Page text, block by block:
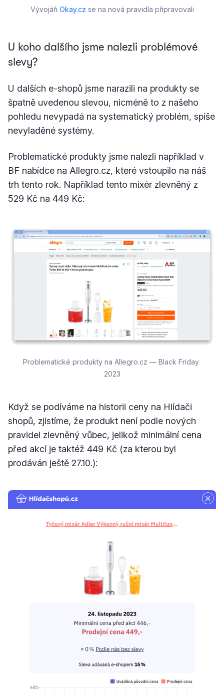
Vývojáři Okay.cz se na nová pravidla připravovali
U koho dalšího jsme nalezli problémové
slevy?
U dalších e-shopů jsme narazili na produkty se
špatně uvedenou slevou, nicméně to z našeho
pohledu nevypadá na systematický problém, spíše
nevyladěné systémy.
Problematické produkty jsme nalezli například v
BF nabídce na Allegro.cz, které vstoupilo na náš
trh tento rok. Například tento mixér zlevněný z
529 Kč na 449 Kč:
Problematické produkty na Allegro.cz — Black Friday
2023
Když se podíváme na historii ceny na Hlídači
shopů, zjistíme, že produkt není podle nových
pravidel zlevněný vůbec, jelikož minimální cena
před akcí je taktéž 449 Kč (za kterou byl
prodáván ještě 27.10.):